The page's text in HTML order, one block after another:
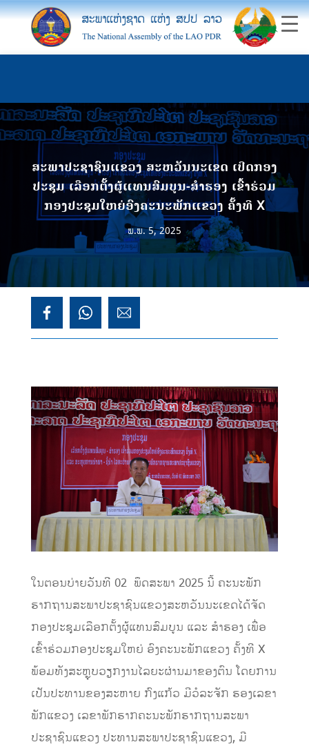
ສະພາປະຊາຊົນແຂວງ ສະຫວັນນະເຂດ ເປີດກອງ
ປະຊຸມ ເລືອກຕັ້ງຜູ້ແທນສົມບູນ-ສຳຮອງ ເຂົ້າຮ່ວມ
ກອງປະຊຸມໃຫຍ່ອົງຄະນະພັກແຂວງ ຄັ້ງທີ X
ພ.ພ. 5, 2025
ໃນຕອນບ່າຍວັນທີ 02 ພຶດສະພາ 2025 ນີ້ ຄະ​ນະ​ພັກ
ຮາກຖານສະພາປະຊາຊົນແຂວງສະຫວັນນະເຂດໄດ້ຈັດ
ກອງປະຊຸມເລືອກຕັ້ງຜູ້ແທນສົມບູນ ແລະ ສຳຮອງ ເພື່ອ
ເຂົ້າຮ່ວມກອງປະຊຸມໃຫຍ່ ອົງຄະນະພັກແຂວງ ຄັ້ງທີ X
ພ້ອມທັງສະຫຼຸບວຽກງານໄລຍະຜ່ານມາຂອງຕົນ ໂດຍການ
ເປັນປະທານຂອງສະຫາຍ ກົງແກ້ວ ມີວໍລະຈັກ ຮອງເລຂາ
ພັກແຂວງ ເລຂາພັກຮາກຄະນະພັກຮາກຖານສະພາ
ປະຊາຊົນແຂວງ ປະທານສະພາປະຊາຊົນແຂວງ, ມີ